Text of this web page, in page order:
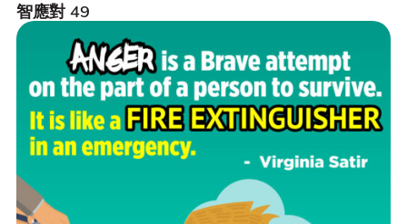
智應對 49